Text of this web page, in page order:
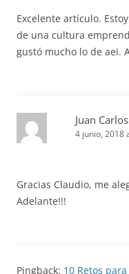
Excelente artículo.
de una cultura
gustó mucho lo de aei.
Juan
4 junio, 2018
Gracias Claudio, me
Adelante!!!
Pingback: 10 Retos